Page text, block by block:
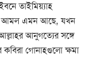
তাইমিয়্যাহ
আমল এমন আছে, যখন
আনুগত্যের সঙ্গে
গোনাহগুলো ক্ষমা